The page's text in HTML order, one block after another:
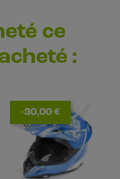
ce
:
-30,00 €